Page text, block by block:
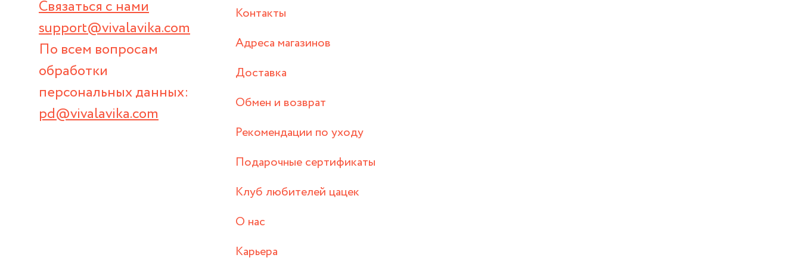
Связаться с нами
support@vivalavika.com
По всем вопросам
обработки
персональных данных:
pd@vivalavika.com
Контакты
Адреса магазинов
Доставка
Обмен и возврат
Рекомендации по уходу
Подарочные сертификаты
Клуб любителей цацек
О нас
Карьера